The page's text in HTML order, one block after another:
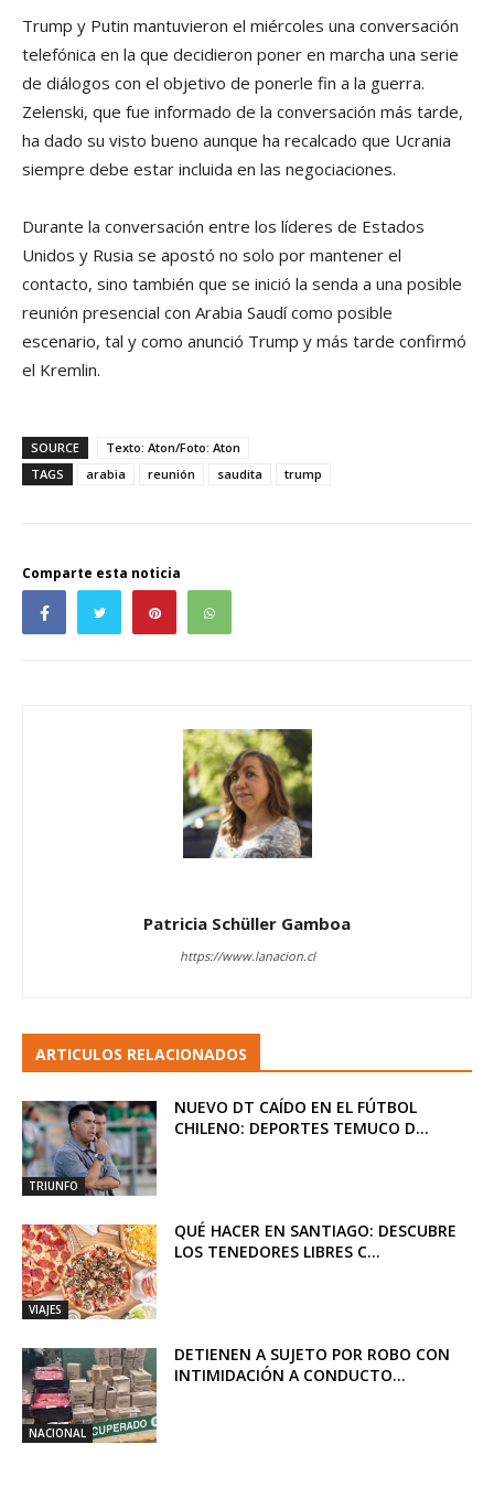
Trump y Putin mantuvieron el miércoles una conversación
telefónica en la que decidieron poner en marcha una serie
de diálogos con el objetivo de ponerle fin a la guerra.
Zelenski, que fue informado de la conversación más tarde,
ha dado su visto bueno aunque ha recalcado que Ucrania
siempre debe estar incluida en las negociaciones.
Durante la conversación entre los líderes de Estados
Unidos y Rusia se apostó no solo por mantener el
contacto, sino también que se inició la senda a una posible
reunión presencial con Arabia Saudí como posible
escenario, tal y como anunció Trump y más tarde confirmó
el Kremlin.
SOURCE
Texto: Aton/Foto: Aton
TAGS
arabia reunión saudita trump
Comparte esta noticia
Patricia Schüller Gamboa
https://www.lanacion.cl
ARTICULOS RELACIONADOS
TRIUNFO
NUEVO DT CAÍDO EN EL FÚTBOL
CHILENO: DEPORTES TEMUCO D...
VIAJES
QUÉ HACER EN SANTIAGO: DESCUBRE
LOS TENEDORES LIBRES C...
NACIONAL
DETIENEN A SUJETO POR ROBO CON
INTIMIDACIÓN A CONDUCTO...